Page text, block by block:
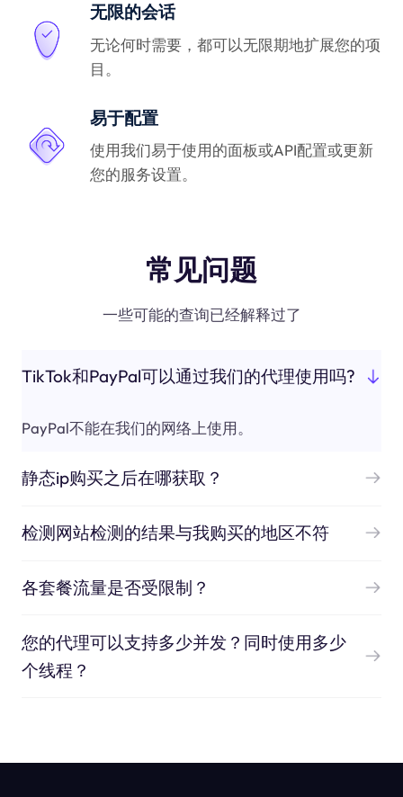
无限的会话
无论何时需要，都可以无限期地扩展您的项
目。
易于配置
使用我们易于使用的面板或API配置或更新
您的服务设置。
常见问题
一些可能的查询已经解释过了
TikTok和PayPal可以通过我们的代理使用吗?
PayPal不能在我们的网络上使用。
静态ip购买之后在哪获取？
检测网站检测的结果与我购买的地区不符
各套餐流量是否受限制？
您的代理可以支持多少并发？同时使用多少
个线程？